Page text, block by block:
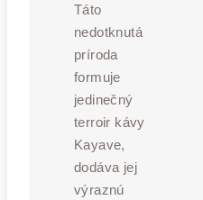
Táto
nedotknutá
príroda
formuje
jedinečný
terroir kávy
Kayave,
dodáva jej
výraznú